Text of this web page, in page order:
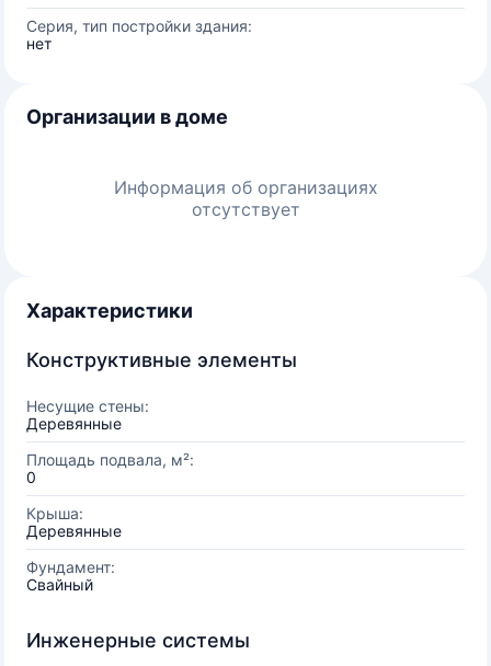
Серия, тип постройки здания:
нет
Организации в доме
Информация об организациях
отсутствует
Характеристики
Конструктивные элементы
Несущие стены:
Деревянные
Площадь подвала, м²:
0
Крыша:
Деревянные
Фундамент:
Свайный
Инженерные системы